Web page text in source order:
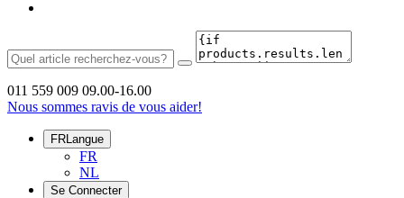
011 559 009 09.00-16.00
Nous sommes ravis de vous aider!
FRLangue
FR
NL
Se Connecter